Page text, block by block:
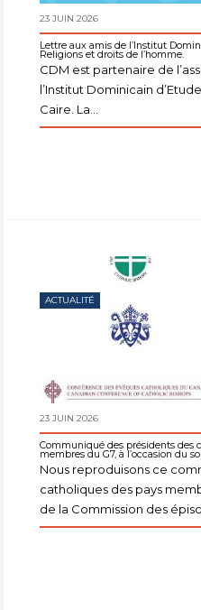
23 JUIN 2026
Lettre aux amis de l’Institut
Religions et droits de l’homme.
CDM est partenaire de
l’Institut Dominicain
Caire. La...
ACTUALITÉ
23 JUIN 2026
Communiqué des présidents des
membres du G7, à l’occasion du
Nous reproduisons ce
catholiques des pays
de la Commission des